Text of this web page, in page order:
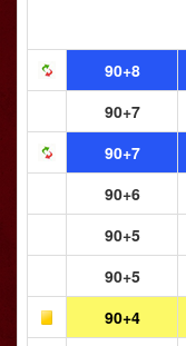
90+8
90+7
90+7
90+6
90+5
90+5
90+4